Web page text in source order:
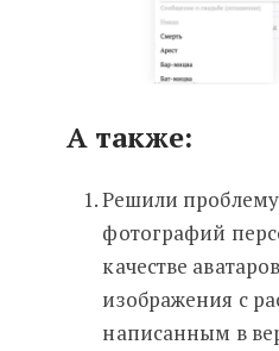
А также:
Решили
фотографий
качестве
изображения с
написанным в